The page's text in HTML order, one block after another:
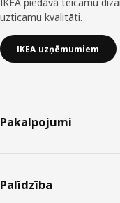
uzticamu kvalitāti.
IKEA uzņēmumiem
Pakalpojumi
Palīdzība